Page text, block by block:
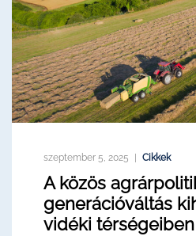
szeptember 5, 2025 Cikkek
A közös
generációváltás
vidéki térségeiben